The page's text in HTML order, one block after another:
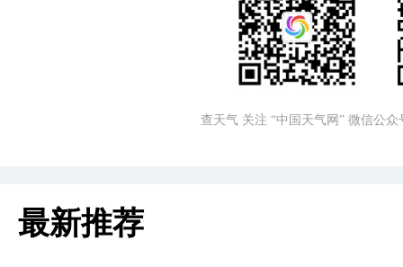
查天气 关注 “中国天气网” 微信公众
最新推荐